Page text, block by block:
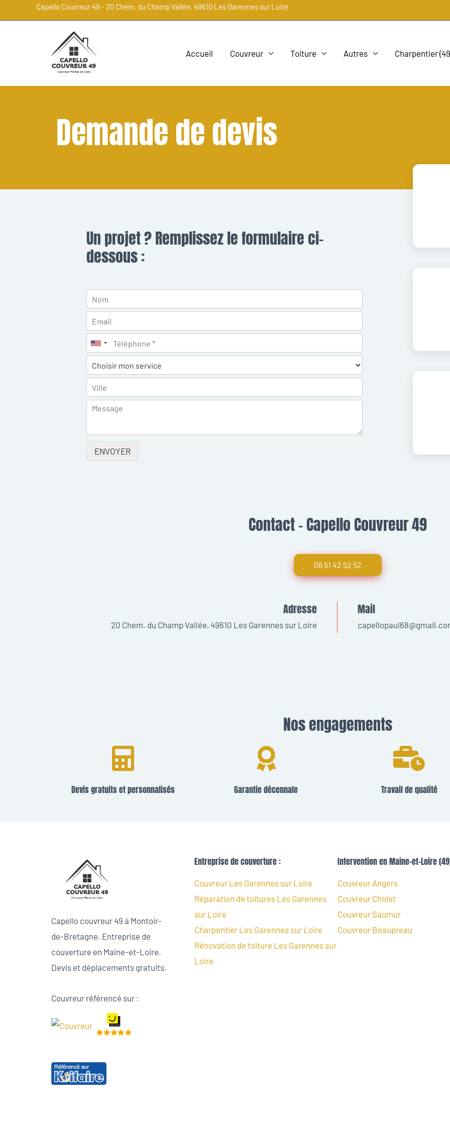
Capello Couvreur 49 - 20 Chem. du Champ Vallée, 49610 Les Garennes sur Loire
Accueil Couvreur Toiture Autres Charpentier
Demande de devis
Un projet ? Remplissez le formulaire ci-
dessous :
ENVOYER
Contact - Capello Couvreur 49
06 51 42 52 52
Adresse
20 Chem. du Champ Vallée, 49610 Les Garennes sur Loire
Mail
Nos engagements
Devis gratuits et personnalisés Garantie décennale Travail de qualité
Capello couvreur 49 à Montoir-
de-Bretagne. Entreprise de
couverture en Maine-et-Loire.
Devis et déplacements gratuits.
Couvreur référencé sur :
Entreprise de couverture :
Couvreur Les Garennes sur Loire
Réparation de toitures Les Garennes
sur Loire
Charpentier Les Garennes sur Loire
Rénovation de toiture Les Garennes sur
Loire
Intervention en Maine-et-Loire
Couvreur Angers
Couvreur Cholet
Couvreur Saumur
Couvreur Beaupreau